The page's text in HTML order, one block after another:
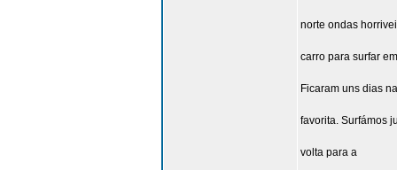
norte ondas
carro para surfar
Ficaram uns dias
favorita. Surfámos
volta para a